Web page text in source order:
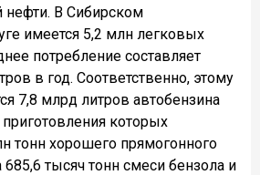
нефти. В Сибирском
имеется 5,2 млн легковых
потребление составляет
в год. Соответственно, этому
7,8 млрд литров автобензина
которых
тонн хорошего прямогонного
тысяч тонн смеси бензола и